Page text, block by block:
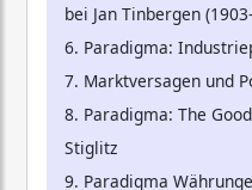
bei Jan Tinbergen
6. Paradigma:
7. Marktversagen und
8. Paradigma: The
Stiglitz
9. Paradigma